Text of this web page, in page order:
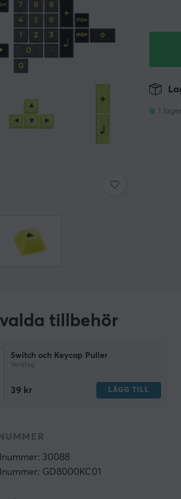
I lager
tillbehör
Switch och Keycap Puller
Verktyg
39 kr LÄGG TILL
30088
GD8000KC01